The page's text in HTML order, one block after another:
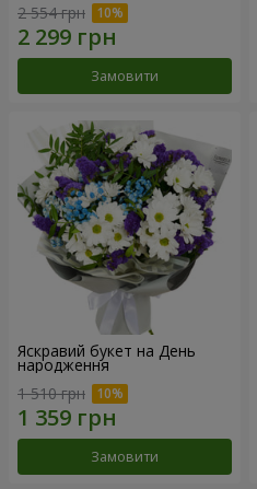
2 554 грн
Замовити
Яскравий букет на День
народження
1 510 грн
Замовити